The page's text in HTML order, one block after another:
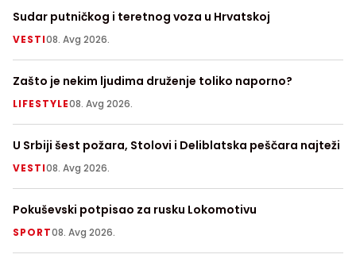
Sudar putničkog i teretnog voza u Hrvatskoj
VESTI08. Avg 2026.
Zašto je nekim ljudima druženje toliko naporno?
LIFESTYLE08. Avg 2026.
U Srbiji šest požara, Stolovi i Deliblatska peščara najteži
VESTI08. Avg 2026.
Pokuševski potpisao za rusku Lokomotivu
SPORT08. Avg 2026.